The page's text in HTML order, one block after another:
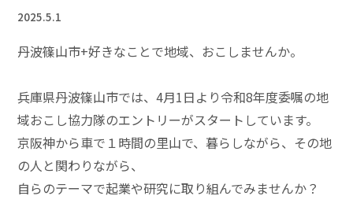
2025.5.1
丹波篠山市+好きなことで地域、おこしませんか。
兵庫県丹波篠山市では、4月1日より令和8年度委嘱の地
域おこし協力隊のエントリーがスタートしています。
京阪神から車で１時間の里山で、暮らしながら、その地
の人と関わりながら、
自らのテーマで起業や研究に取り組んでみませんか？